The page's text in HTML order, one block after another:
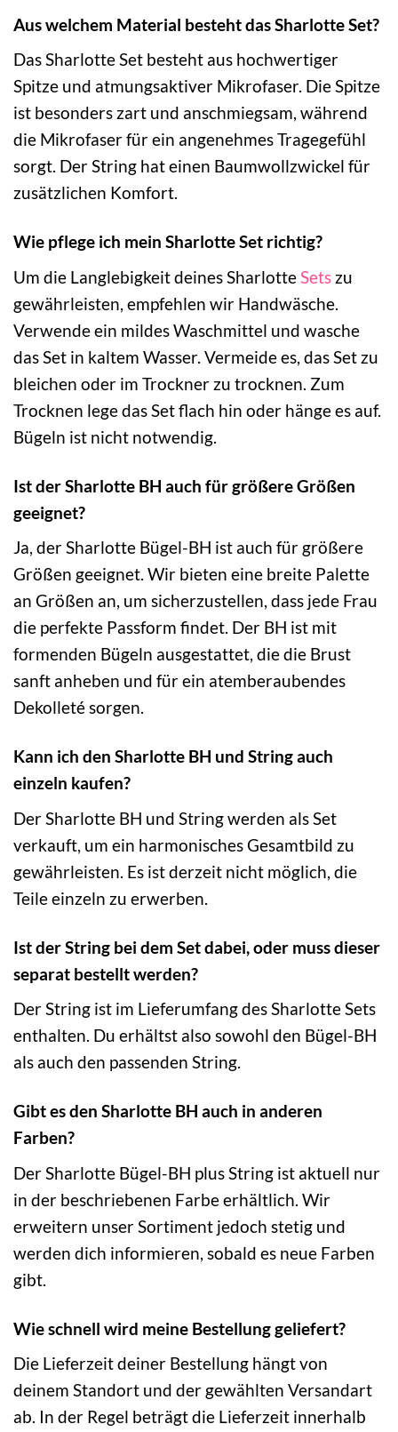
Aus welchem Material besteht das Sharlotte Set?
Das Sharlotte Set besteht aus hochwertiger
Spitze und atmungsaktiver Mikrofaser. Die Spitze
ist besonders zart und anschmiegsam, während
die Mikrofaser für ein angenehmes Tragegefühl
sorgt. Der String hat einen Baumwollzwickel für
zusätzlichen Komfort.
Wie pflege ich mein Sharlotte Set richtig?
Um die Langlebigkeit deines SharlotteSets zu
gewährleisten, empfehlen wir Handwäsche.
Verwende ein mildes Waschmittel und wasche
das Set in kaltem Wasser. Vermeide es, das Set zu
bleichen oder im Trockner zu trocknen. Zum
Trocknen lege das Set flach hin oder hänge es auf.
Bügeln ist nicht notwendig.
Ist der Sharlotte BH auch für größere Größen
geeignet?
Ja, der Sharlotte Bügel-BH ist auch für größere
Größen geeignet. Wir bieten eine breite Palette
an Größen an, um sicherzustellen, dass jede Frau
die perfekte Passform findet. Der BH ist mit
formenden Bügeln ausgestattet, die die Brust
sanft anheben und für ein atemberaubendes
Dekolleté sorgen.
Kann ich den Sharlotte BH und String auch
einzeln kaufen?
Der Sharlotte BH und String werden als Set
verkauft, um ein harmonisches Gesamtbild zu
gewährleisten. Es ist derzeit nicht möglich, die
Teile einzeln zu erwerben.
Ist der String bei dem Set dabei, oder muss dieser
separat bestellt werden?
Der String ist im Lieferumfang des Sharlotte Sets
enthalten. Du erhältst also sowohl den Bügel-BH
als auch den passenden String.
Gibt es den Sharlotte BH auch in anderen
Farben?
Der Sharlotte Bügel-BH plus String ist aktuell nur
in der beschriebenen Farbe erhältlich. Wir
erweitern unser Sortiment jedoch stetig und
werden dich informieren, sobald es neue Farben
gibt.
Wie schnell wird meine Bestellung geliefert?
Die Lieferzeit deiner Bestellung hängt von
deinem Standort und der gewählten Versandart
ab. In der Regel beträgt die Lieferzeit innerhalb